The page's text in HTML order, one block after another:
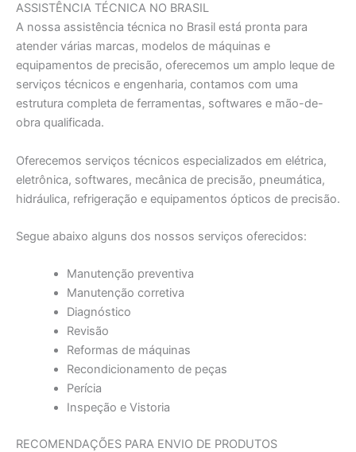
ASSISTÊNCIA TÉCNICA NO BRASIL
A nossa assistência técnica no Brasil está pronta para
atender várias marcas, modelos de máquinas e
equipamentos de precisão, oferecemos um amplo leque de
serviços técnicos e engenharia, contamos com uma
estrutura completa de ferramentas, softwares e mão-de-
obra qualificada.
Oferecemos serviços técnicos especializados em elétrica,
eletrônica, softwares, mecânica de precisão, pneumática,
hidráulica, refrigeração e equipamentos ópticos de precisão.
Segue abaixo alguns dos nossos serviços oferecidos:
Manutenção preventiva
Manutenção corretiva
Diagnóstico
Revisão
Reformas de máquinas
Recondicionamento de peças
Perícia
Inspeção e Vistoria
RECOMENDAÇÕES PARA ENVIO DE PRODUTOS